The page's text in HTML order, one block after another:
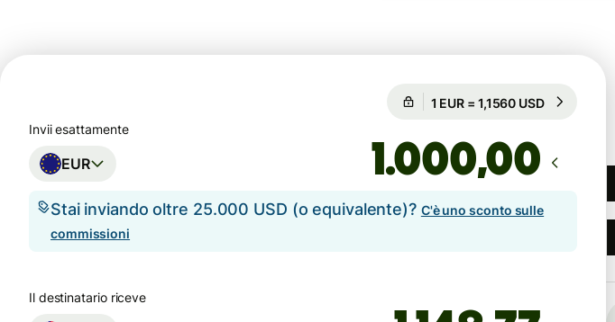
Garantito per 95h
Invii esattamente
EUR ,00
Stai inviando oltre 25.000 USD (o equivalente)? C'è uno sconto sulle
commissioni
Il destinatario riceve